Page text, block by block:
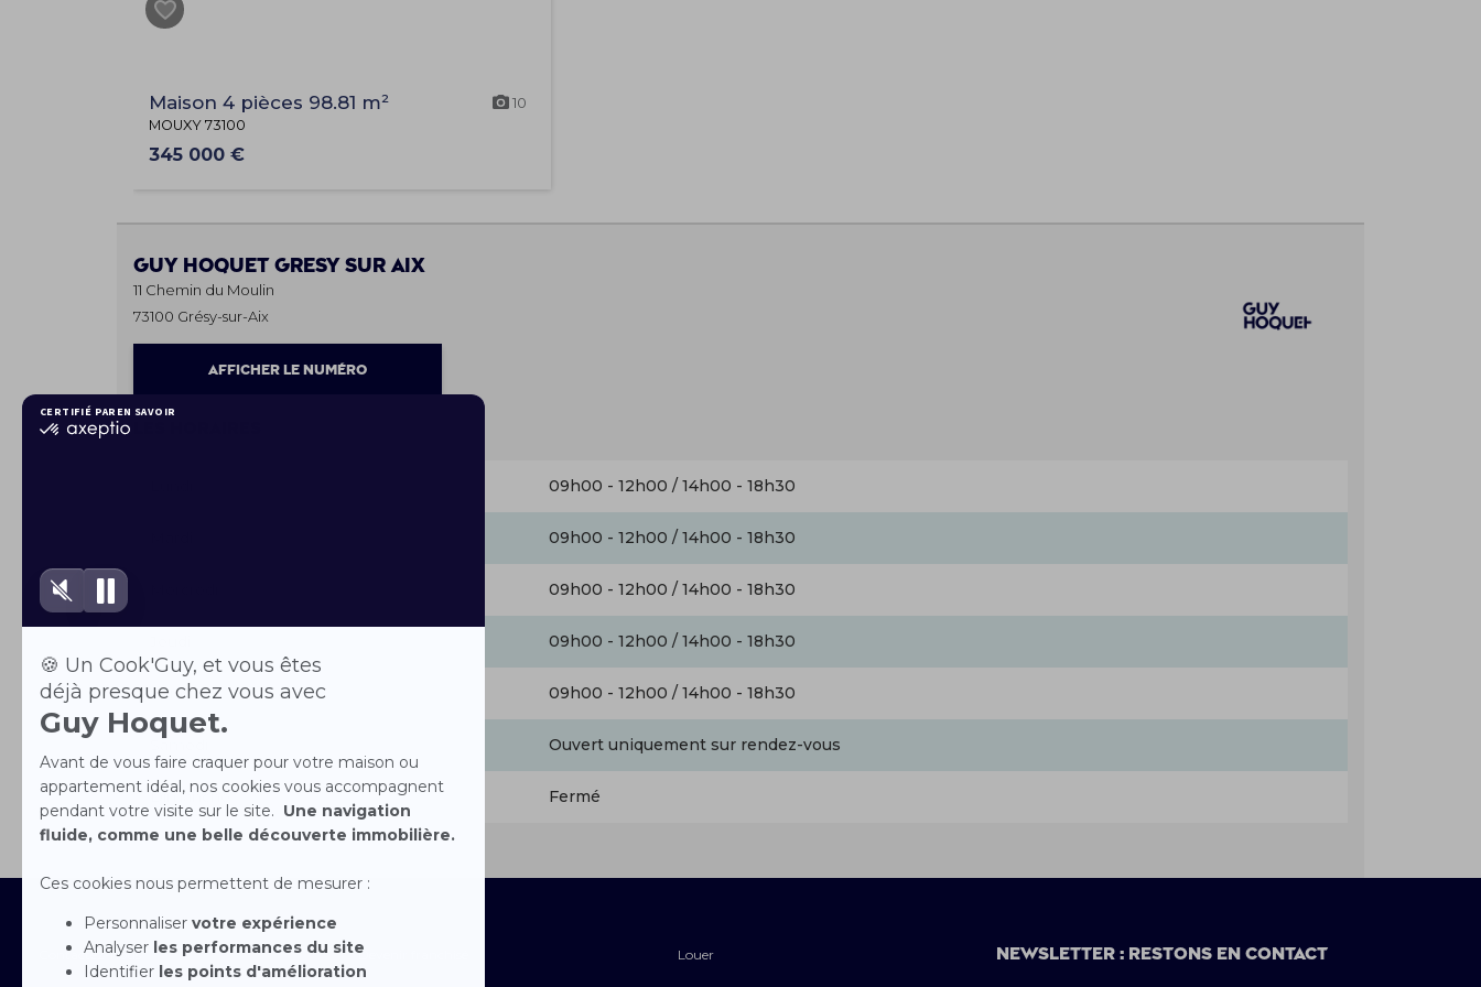
Maison 4 pièces 98.81 m² 10
MOUXY 73100
345 000 €
Guy Hoquet GRESY SUR AIX
11 Chemin du Moulin
73100 Grésy-sur-Aix
AFFICHER LE NUMÉRO
09h00 - 12h00 / 14h00 - 18h30
09h00 - 12h00 / 14h00 - 18h30
09h00 - 12h00 / 14h00 - 18h30
09h00 - 12h00 / 14h00 - 18h30
Vendredi 09h00 - 12h00 / 14h00 - 18h30
Samedi Ouvert uniquement sur rendez-vous
Dimanche Fermé
Contactez-nous Devenir franchisé Louer Newsletter : restons en contact